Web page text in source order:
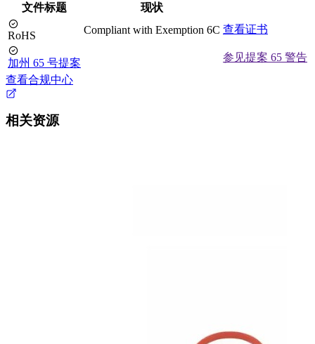
文件标题 现状
RoHS Compliant with Exemption 6C 查看证书
加州 65 号提案
参见提案 65 警告
查看合规中心
相关资源